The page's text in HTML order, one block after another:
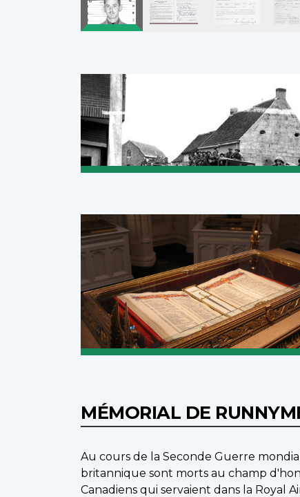
MÉMORIAL DE
Au cours de la Seconde Guerre
britannique sont morts au champ
Canadiens qui servaient dans la Royal